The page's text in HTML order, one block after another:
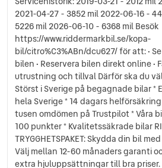
2021-04-27 - 3852 mil 2022-06-16 -
5226 mil 2026-06-10 - 6368 mil Besök
https://www.riddermarkbil.se/kopa-
bil/citro%C3%ABn/dcu627/ för att: •
bilen • Reservera bilen direkt online •
utrustning och tillval Därför ska du
Störst i Sverige på begagnade bilar *
hela Sverige * 14 dagars
tusen omdömen på Trustpilot * Våra
100 punkter * Kvalitetssäkrade bilar
TRYGGHETSPAKET: Skydda din bil
Välj mellan 12-60 månaders garanti
extra hjuluppsättningar till bra